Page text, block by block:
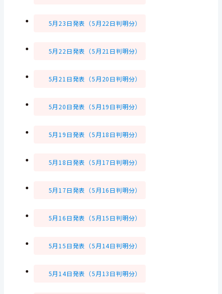
5月23日発表（5月22日判明分）
5月22日発表（5月21日判明分）
5月21日発表（5月20日判明分）
5月20日発表（5月19日判明分）
5月19日発表（5月18日判明分）
5月18日発表（5月17日判明分）
5月17日発表（5月16日判明分）
5月16日発表（5月15日判明分）
5月15日発表（5月14日判明分）
5月14日発表（5月13日判明分）